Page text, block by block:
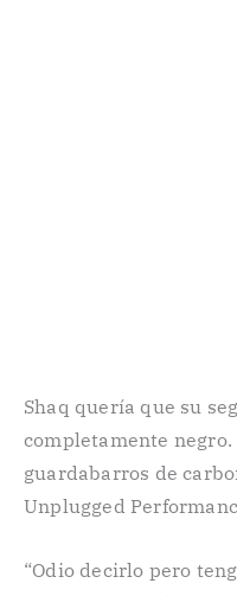
Shaq quería que su
completamente
guardabarros de
Unplugged
“Odio decirlo pero